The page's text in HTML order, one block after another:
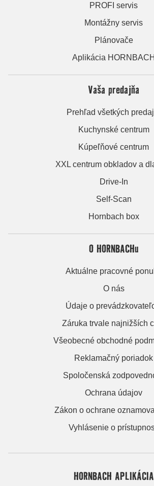
PROFI servis
Montážny servis
Plánovače
Aplikácia HORNBACH
Vaša predajňa
Prehľad všetkých
Kuchynské centrum
Kúpeľňové centrum
XXL centrum obkladov a
Drive-In
Self-Scan
Hornbach box
O HORNBACHu
Aktuálne pracovné
O nás
Údaje o
Záruka trvale najnižších
Všeobecné obchodné
Reklamačný poriadok
Spoločenská
Ochrana údajov
Zákon o ochrane
Vyhlásenie o
HORNBACH APLIKÁCIA